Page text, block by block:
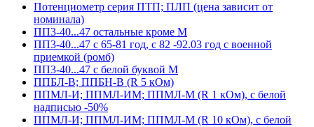
Потенциометр серия ПТП; ПЛП (цена зависит от
номинала)
ПП3-40...47 остальные кроме М
ПП3-40...47 с 65-81 год, с 82 -92.03 год с военной
приемкой (ромб)
ПП3-40...47 с белой буквой М
ППБЛ-В; ППБН-В (R 5 кОм)
ППМЛ-И; ППМЛ-ИМ; ППМЛ-М (R 1 кОм), с белой
надписью -50%
ППМЛ-И; ППМЛ-ИМ; ППМЛ-М (R 10 кОм), с белой